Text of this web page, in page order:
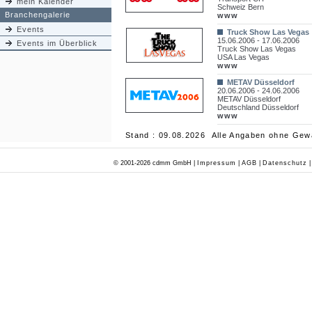
Branchengalerie
Events
Events im Überblick
Schweiz Bern
www
Truck Show Las Vegas
15.06.2006 - 17.06.2006
Truck Show Las Vegas
USA Las Vegas
www
METAV Düsseldorf
20.06.2006 - 24.06.2006
METAV Düsseldorf
Deutschland Düsseldorf
www
Stand : 09.08.2026 Alle Angaben ohne
© 2001-2026 cdmm GmbH | Impressum AGB Datenschutz